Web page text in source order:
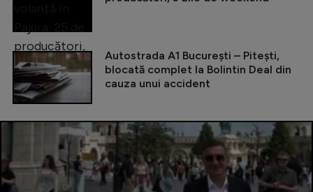
Autostrada A1 București – Pitești,
blocată complet la Bolintin Deal din
cauza unui accident